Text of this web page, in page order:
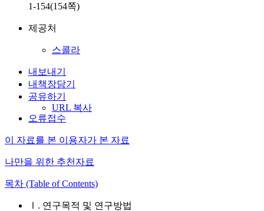
1-154(154쪽)
제공처
스콜라
내보내기
내책장담기
공유하기
URL 복사
오류접수
이 자료를 본 이용자가 본 자료
나만을 위한 추천자료
목차 (Table of Contents)
Ⅰ. 연구목적 및 연구방법